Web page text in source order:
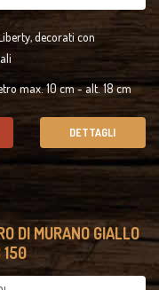
decorati con
max. 10 cm - alt. 18 cm
DETTAGLI
DI MURANO GIALLO
150